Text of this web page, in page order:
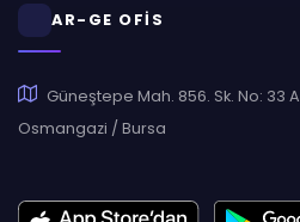
AR-GE OFİS
Güneştepe Mah. 856. Sk. No: 33
Osmangazi / Bursa